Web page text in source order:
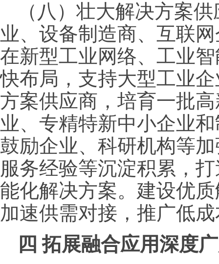
（八）壮大解决方案
业、设备制造商、互联
在新型工业网络、工业
快布局，支持大型工业
方案供应商，培育一批
业、专精特新中小企业
鼓励企业、科研机构等
服务经验等沉淀积累，
能化解决方案。建设优
加速供需对接，推广低
四拓展融合应用深度